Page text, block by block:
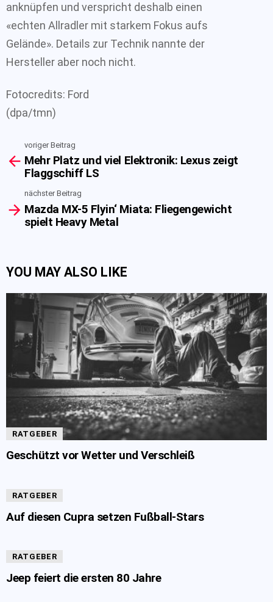
anknüpfen und verspricht deshalb einen
«echten Allradler mit starkem Fokus aufs
Gelände». Details zur Technik nannte der
Hersteller aber noch nicht.
Fotocredits: Ford
(dpa/tmn)
more
voriger Beitrag
Mehr Platz und viel Elektronik: Lexus zeigt
Flaggschiff LS
nächster Beitrag
Mazda MX-5 Flyin‘ Miata: Fliegengewicht
spielt Heavy Metal
YOU MAY ALSO LIKE
RATGEBER
Geschützt vor Wetter und Verschleiß
RATGEBER
Auf diesen Cupra setzen Fußball-Stars
RATGEBER
Jeep feiert die ersten 80 Jahre